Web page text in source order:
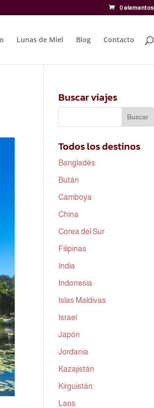
0 elementos
Lunas de Miel Blog Contacto
Buscar viajes
Todos los destinos
Bangladés
Bután
Camboya
China
Corea del Sur
Filipinas
India
Indonesia
Islas Maldivas
Israel
Japón
Jordania
Kazajistán
Kirguistán
Laos